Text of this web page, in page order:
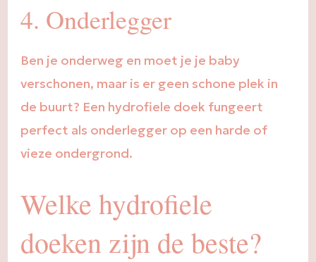
4. Onderlegger
Ben je onderweg en moet je je baby
verschonen, maar is er geen schone plek in
de buurt? Een hydrofiele doek fungeert
perfect als onderlegger op een harde of
vieze ondergrond.
Welke hydrofiele
doeken zijn de beste?